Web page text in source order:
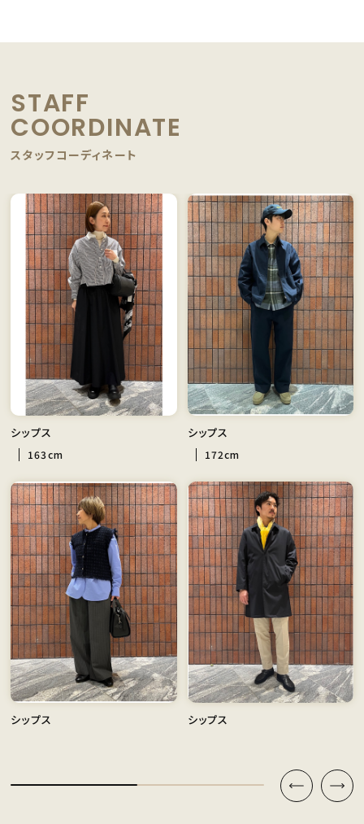
STAFF
COORDINATE
スタッフコーディネート
シップス
163cm
シップス
172cm
シップス シップス